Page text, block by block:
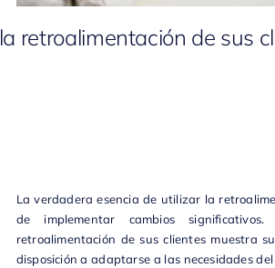
retroalimentación de sus
La verdadera esencia de utilizar la
de implementar cambios
retroalimentación de sus clientes muestra
disposición a adaptarse a las necesidades del